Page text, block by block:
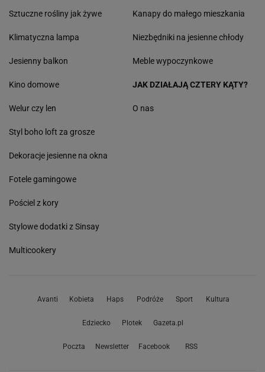
Sztuczne rośliny jak żywe
Klimatyczna lampa
Jesienny balkon
Kanapy do małego mieszkania
Niezbędniki na jesienne chłody
Meble wypoczynkowe
Kino domowe
Welur czy len
Styl boho loft za grosze
Dekoracje jesienne na okna
Fotele gamingowe
Pościel z kory
Stylowe dodatki z Sinsay
Multicookery
JAK DZIAŁAJĄ CZTERY KĄTY?
O nas
Avanti Kobieta Haps Podróże Sport Kultura
Edziecko Plotek Gazeta.pl
Poczta Newsletter Facebook RSS